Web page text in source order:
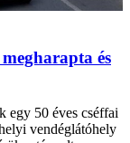
és
egy 50 éves cséffai
vendéglátóhely